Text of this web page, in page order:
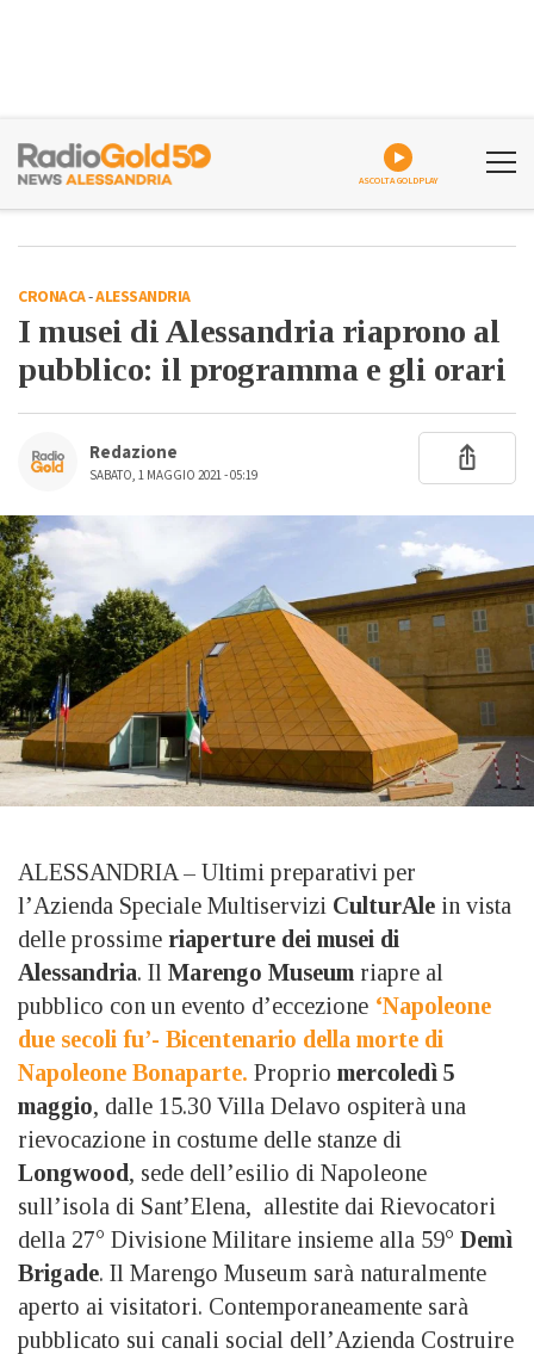
ASCOLTA GOLDPLAY
CRONACA-ALESSANDRIA
I musei di Alessandria riaprono al
pubblico: il programma e gli orari
Redazione
SABATO, 1 MAGGIO 2021 - 05:19
ALESSANDRIA – Ultimi preparativi per
l’Azienda Speciale Multiservizi CulturAle in vista
delle prossime riaperture dei musei di
Alessandria. Il Marengo Museum riapre al
pubblico con un evento d’eccezione ‘Napoleone
due secoli fu’- Bicentenario della morte di
Napoleone Bonaparte. Proprio mercoledì 5
maggio, dalle 15.30 Villa Delavo ospiterà una
rievocazione in costume delle stanze di
Longwood, sede dell’esilio di Napoleone
sull’isola di Sant’Elena, allestite dai Rievocatori
della 27° Divisione Militare insieme alla 59° Demì
Brigade. Il Marengo Museum sarà naturalmente
aperto ai visitatori. Contemporaneamente sarà
pubblicato sui canali social dell’Azienda Costruire